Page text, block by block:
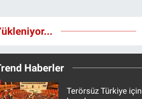
Haberler
Terörsüz Türkiye için